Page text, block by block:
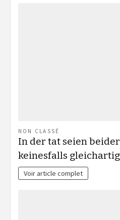
NON CLASSÉ
In der tat seien
keinesfalls
Voir article complet